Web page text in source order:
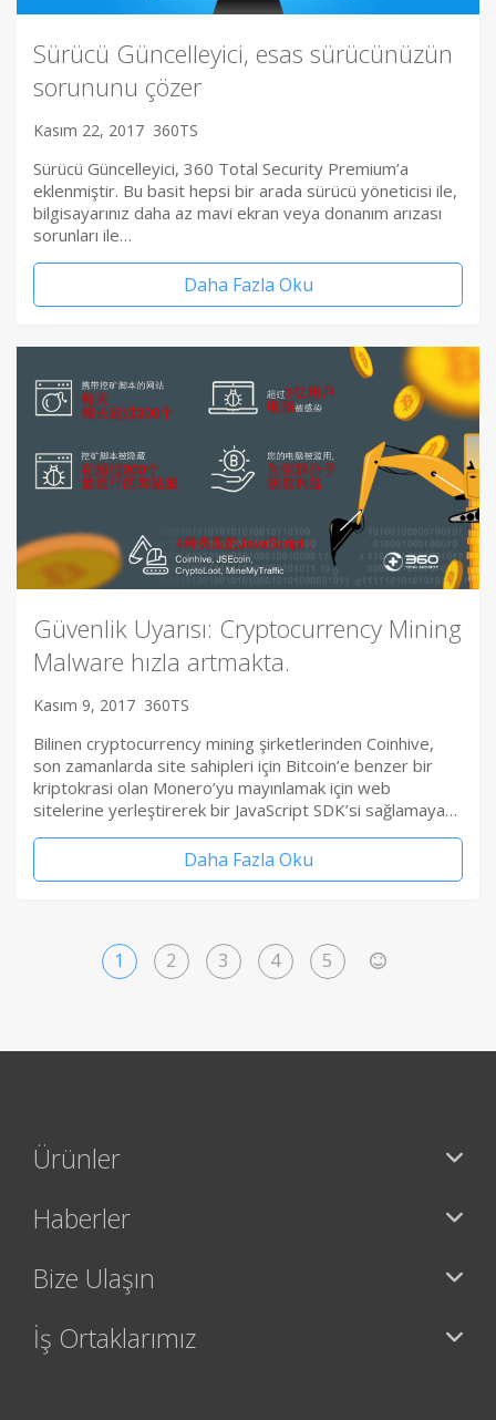
Sürücü Güncelleyici, esas sürücünüzün
sorununu çözer
Kasım 22, 2017 360TS
Sürücü Güncelleyici, 360 Total Security Premium’a
eklenmiştir. Bu basit hepsi bir arada sürücü yöneticisi ile,
bilgisayarınız daha az mavi ekran veya donanım arızası
sorunları ile…
Daha Fazla Oku
Güvenlik Uyarısı: Cryptocurrency Mining
Malware hızla artmakta.
Kasım 9, 2017 360TS
Bilinen cryptocurrency mining şirketlerinden Coinhive,
son zamanlarda site sahipleri için Bitcoin’e benzer bir
kriptokrasi olan Monero’yu mayınlamak için web
sitelerine yerleştirerek bir JavaScript SDK’si sağlamaya…
Daha Fazla Oku
1 2 3 4 5
Ürünler
Haberler
Bize Ulaşın
İş Ortaklarımız